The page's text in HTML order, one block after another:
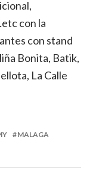
con la
con stand
Bonita, Batik,
La Calle
MALAGA